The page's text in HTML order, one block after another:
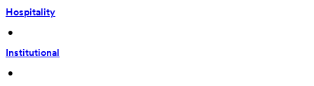
Hospitality
•
Institutional
•